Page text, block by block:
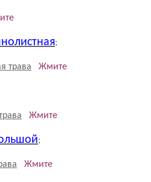
;
Жмите
Жмите
;
Жмите